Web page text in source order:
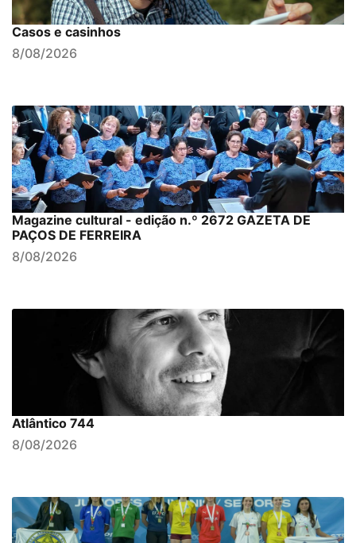
Casos e casinhos
8/08/2026
Magazine cultural - edição n.º 2672 GAZETA DE
PAÇOS DE FERREIRA
8/08/2026
Atlântico 744
8/08/2026